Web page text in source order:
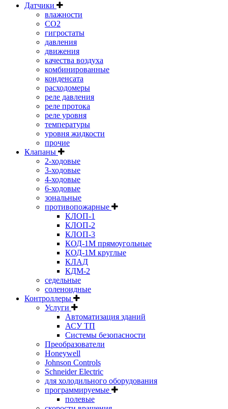
Датчики
влажности
CO2
гигростаты
давления
движения
качества воздуха
комбинированные
конденсата
расходомеры
реле давления
реле протока
реле уровня
температуры
уровня жидкости
прочие
Клапаны
2-ходовые
3-ходовые
4-ходовые
6-ходовые
зональные
противопожарные
КЛОП-1
КЛОП-2
КЛОП-3
КОД-1М прямоугольные
КОД-1М круглые
КЛАД
КДМ-2
седельные
соленоидные
Контроллеры
Услуги
Автоматизация зданий
АСУ ТП
Системы безопасности
Преобразователи
Honeywell
Johnson Controls
Schneider Electric
для холодильного оборудования
программируемые
полевые